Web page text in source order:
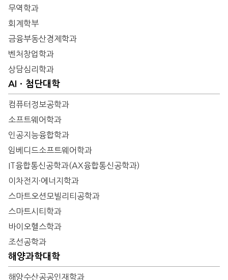
무역학과
회계학부
금융부동산경제학과
벤처창업학과
상담심리학과
AIㆍ첨단대학
컴퓨터정보공학과
소프트웨어학과
인공지능융합학과
임베디드소프트웨어학과
IT융합통신공학과(AX융합통신공학과)
이차전지·에너지학과
스마트오션모빌리티공학과
스마트시티학과
바이오헬스학과
조선공학과
해양과학대학
해양수산공공인재학과